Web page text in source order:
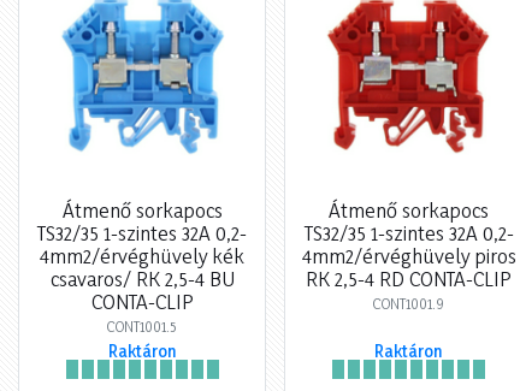
Átmenő sorkapocs
TS32/35 1-szintes 32A 0,2-
4mm2/érvéghüvely kék
csavaros/ RK 2,5-4 BU
CONTA-CLIP
CONT1001.5
Raktáron
Átmenő sorkapocs
TS32/35 1-szintes 32A 0,2-
4mm2/érvéghüvely piros
RK 2,5-4 RD CONTA-CLIP
CONT1001.9
Raktáron